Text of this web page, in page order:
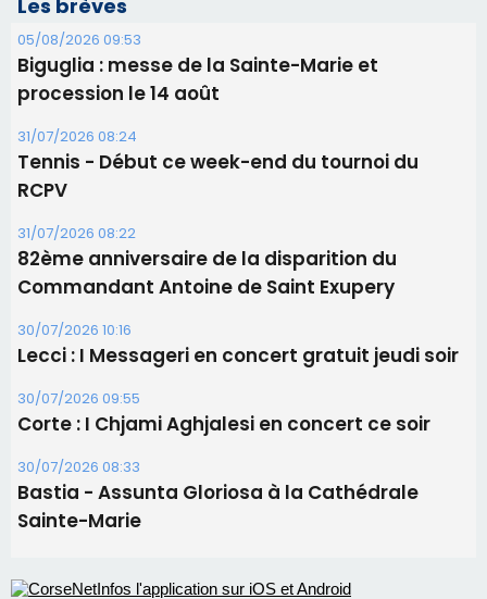
31/07/2026 08:22
82ème anniversaire de la disparition du
Commandant Antoine de Saint Exupery
30/07/2026 10:16
Lecci : I Messageri en concert gratuit jeudi soir
30/07/2026 09:55
Corte : I Chjami Aghjalesi en concert ce soir
30/07/2026 08:33
Bastia - Assunta Gloriosa à la Cathédrale
Sainte-Marie
Les plus lus
Satine Nomary est la nouvelle Miss Corse 2026
Éclipse du 12 août : la Corse aux premières loges
d'un spectacle qui ne reviendra pas avant 2081
face à une nouvelle escroquerie au faux vendeur de